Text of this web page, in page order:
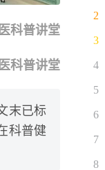
科普讲堂
科普讲堂
末已标
科普健
2
3
4
5
6
7
8